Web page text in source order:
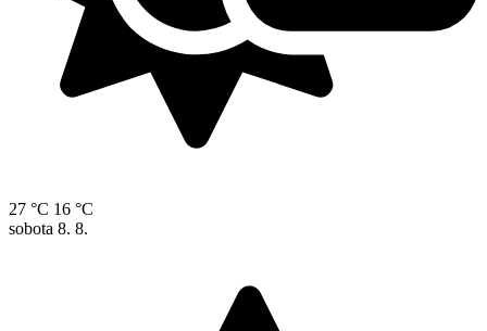
27 °C 16 °C
sobota 8. 8.